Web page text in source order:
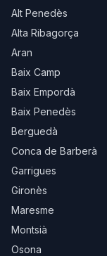
Alt Penedès
Alta Ribagorça
Aran
Baix Camp
Baix Empordà
Baix Penedès
Berguedà
Conca de Barberà
Garrigues
Gironès
Maresme
Montsià
Osona